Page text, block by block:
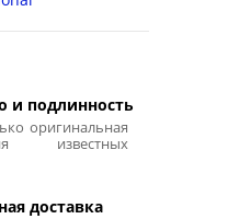
и подлинность
оригинальная
известных
доставка